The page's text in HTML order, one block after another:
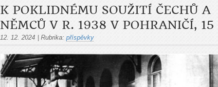
K POKLIDNÉMU SOUŽITÍ ČECHŮ A
NĚMCŮ V R. 1938 V POHRANIČÍ, 15
12. 12. 2024 Rubrika: příspěvky